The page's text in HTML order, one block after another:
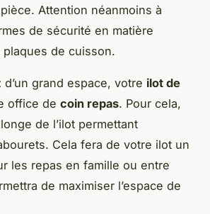
Attention néanmoins à
de sécurité en matière
plaques de cuisson.
grand espace, votre ilot de
office de coin repas. Pour cela,
de l’ilot permettant
Cela fera de votre ilot un
les repas en famille ou entre
de maximiser l’espace de